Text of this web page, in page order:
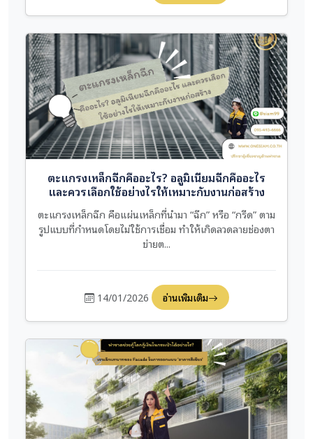
ตะแกรงเหล็กฉีกคืออะไร? อลูมิเนียมฉีกคืออะไร
และควรเลือกใช้อย่างไรให้เหมาะกับงานก่อสร้าง
ตะแกรงเหล็กฉีก คือแผ่นเหล็กที่นำมา “ฉีก” หรือ “กรีด” ตาม
รูปแบบที่กำหนดโดยไม่ใช้การเชื่อม ทำให้เกิดลวดลายช่องตา
ข่ายต...
14/01/2026 อ่านเพิ่มเติม